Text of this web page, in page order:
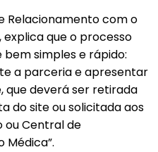
Relacionamento com o
explica que o processo
simples e rápido:
a parceria e apresentar
que deverá ser retirada
do site ou solicitada aos
ou Central de
Médica”.